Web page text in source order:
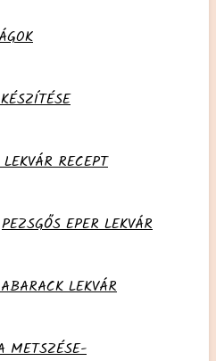
RECEPT
PEZSGŐS EPER LEKVÁR
LEKVÁR
METSZÉSE-